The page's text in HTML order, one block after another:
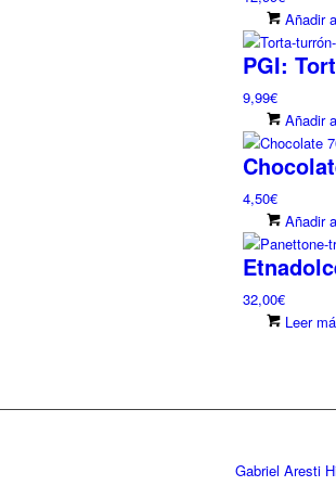
Añadir
PGI:
9,99€
Añadir
4,50€
Añadir
32,00€
Leer
Gabriel Aresti